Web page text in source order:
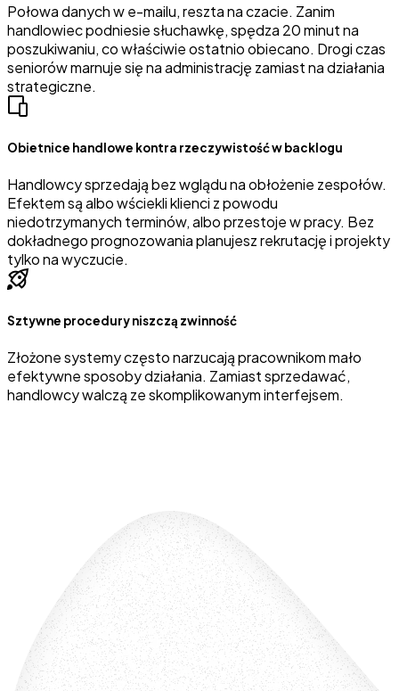
Połowa danych w e-mailu, reszta na czacie. Zanim
handlowiec podniesie słuchawkę, spędza 20 minut na
poszukiwaniu, co właściwie ostatnio obiecano. Drogi czas
seniorów marnuje się na administrację zamiast na działania
strategiczne.
Obietnice handlowe kontra rzeczywistość w backlogu
Handlowcy sprzedają bez wglądu na obłożenie zespołów.
Efektem są albo wściekli klienci z powodu
niedotrzymanych terminów, albo przestoje w pracy. Bez
dokładnego prognozowania planujesz rekrutację i projekty
tylko na wyczucie.
Sztywne procedury niszczą zwinność
Złożone systemy często narzucają pracownikom mało
efektywne sposoby działania. Zamiast sprzedawać,
handlowcy walczą ze skomplikowanym interfejsem.